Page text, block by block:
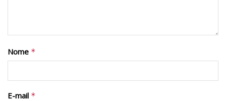
Nome *
E-mail *